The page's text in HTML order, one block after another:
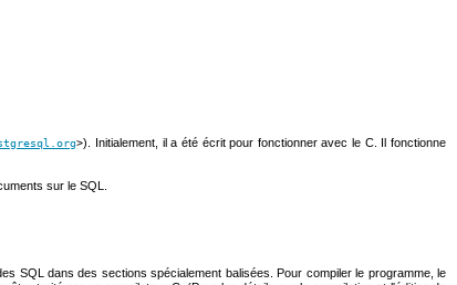
>). Initialement, il a été écrit pour fonctionner avec le C. Il fonctionne
sur le SQL.
SQL dans des sections spécialement balisées. Pour compiler le programme, le